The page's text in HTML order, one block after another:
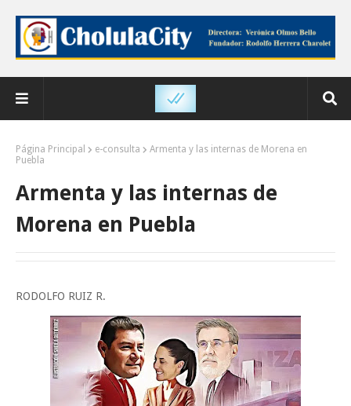
Página Principal e-consulta
Armenta y las internas de Morena en
Puebla
Armenta y las internas de
Morena en Puebla
RODOLFO RUIZ R.